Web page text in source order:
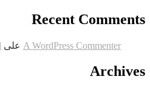
Recent Comments
A WordPress Commenter على
Archives